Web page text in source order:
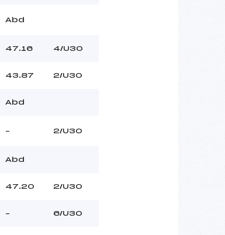
Abd
47.16 4/U30
43.87 2/U30
Abd
– 2/U30
Abd
47.20 2/U30
– 6/U30